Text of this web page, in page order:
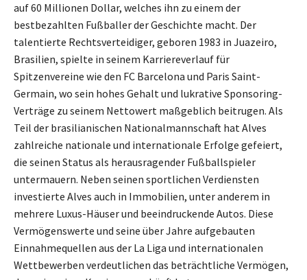
auf 60 Millionen Dollar, welches ihn zu einem der
bestbezahlten Fußballer der Geschichte macht. Der
talentierte Rechtsverteidiger, geboren 1983 in Juazeiro,
Brasilien, spielte in seinem Karriereverlauf für
Spitzenvereine wie den FC Barcelona und Paris Saint-
Germain, wo sein hohes Gehalt und lukrative Sponsoring-
Verträge zu seinem Nettowert maßgeblich beitrugen. Als
Teil der brasilianischen Nationalmannschaft hat Alves
zahlreiche nationale und internationale Erfolge gefeiert,
die seinen Status als herausragender Fußballspieler
untermauern. Neben seinen sportlichen Verdiensten
investierte Alves auch in Immobilien, unter anderem in
mehrere Luxus-Häuser und beeindruckende Autos. Diese
Vermögenswerte und seine über Jahre aufgebauten
Einnahmequellen aus der La Liga und internationalen
Wettbewerben verdeutlichen das beträchtliche Vermögen,